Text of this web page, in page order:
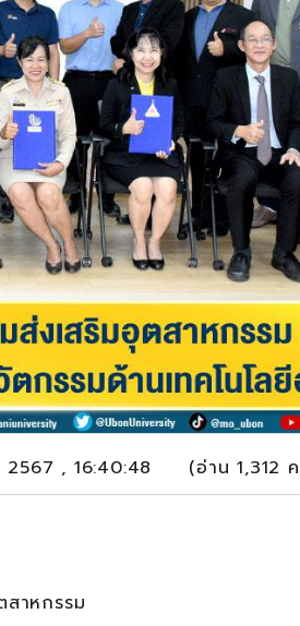
, 16:40:48 (อ่าน 1,312 ค
าหกรรม